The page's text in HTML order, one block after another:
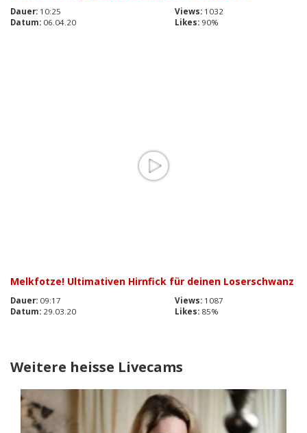
Dauer: 10:25 Views: 1032
Datum: 06.04.20 Likes: 90%
Melkfotze! Ultimativen Hirnfick für deinen Loserschwanz
Dauer: 09:17 Views: 1087
Datum: 29.03.20 Likes: 85%
Weitere heisse Livecams